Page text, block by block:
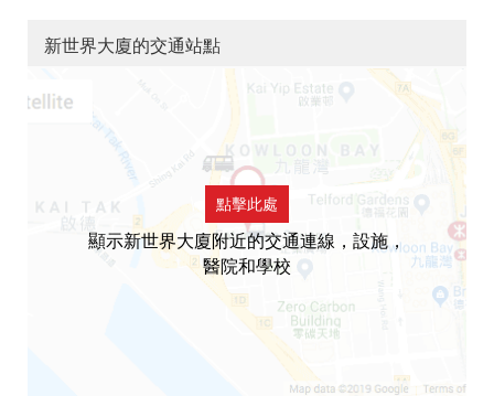
新世界大廈的交通站點
點擊此處
顯示新世界大廈附近的交通連線，設施，
醫院和學校